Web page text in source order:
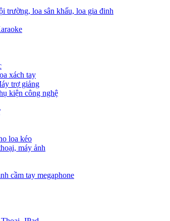
trường, loa sân khấu, loa gia đinh
xách tay
trợ giảng
kiện công nghệ
loa kéo
máy ảnh
cầm tay megaphone